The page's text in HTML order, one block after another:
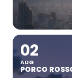
02
AUG
PORCO